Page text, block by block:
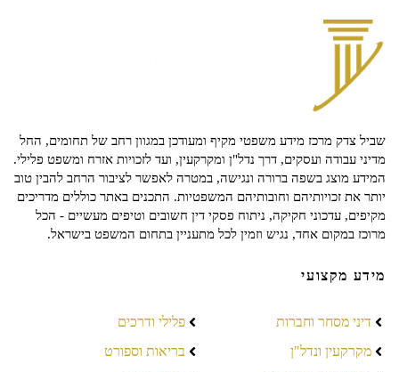
שביל צדק מרכז מידע משפטי מקיף ומעודכן במגוון רחב של תחומים, החל
מדיני עבודה ועסקים, דרך נדל"ן ומקרקעין, ועד לזכויות אזרח ומשפט פלילי.
המידע מוצג בשפה ברורה ונגישה, במטרה לאפשר לציבור הרחב להבין טוב
יותר את זכויותיהם וחובותיהם המשפטיות. התכנים באתר כוללים מדריכים
מקיפים, עדכוני חקיקה, ניתוח פסקי דין חשובים וטיפים מעשיים - הכל
מרוכז במקום אחד, נגיש וזמין לכל מתעניין בתחום המשפט בישראל.
מידע מקצועי
דיני מסחר וחברות
מקרקעין ונדל"ן
פלילי ודרכים
בריאות וספורט